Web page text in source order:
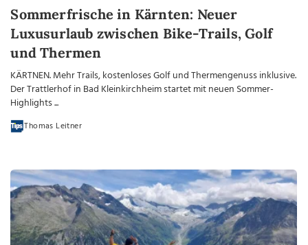
Sommerfrische in Kärnten: Neuer
Luxusurlaub zwischen Bike-Trails, Golf
und Thermen
KÄRTNEN. Mehr Trails, kostenloses Golf und Thermengenuss inklusive.
Der Trattlerhof in Bad Kleinkirchheim startet mit neuen Sommer-
Highlights ...
Thomas Leitner